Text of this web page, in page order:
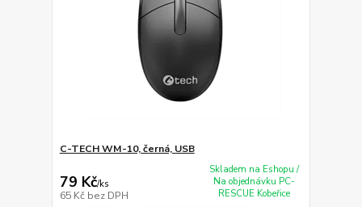
C-TECH WM-10, černá, USB
79 Kč/ks
65 Kč bez DPH
Skladem na Eshopu /
Na objednávku PC-
RESCUE Kobeřice